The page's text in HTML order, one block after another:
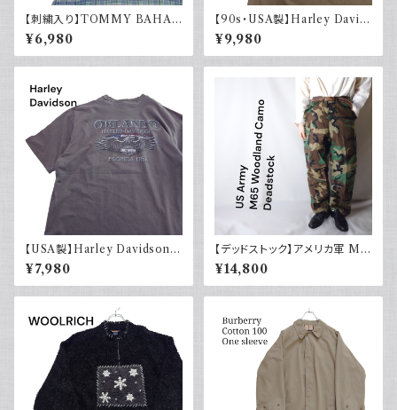
【刺繍入り】TOMMY BAHA
MA トミーバハマ オープンカラ
ーシャツ シルク100％ 開禁 古
着 アメカジ チェック
¥6,980
【90s・USA製】Harley David
son ハーレーダビッドソン ポケ
ット付き Tシャツ 古着 フェード
シングルステッチ ベージュ ヴィ
¥9,980
【USA製】Harley Davidson
ハーレーダビッドソン プリントT
シャツ 古着 フェードグレー 00s
イーグル 大きめ
¥7,980
【デッドストック】アメリカ軍 M6
5 フィールドカーゴパンツ ウッド
ランドカモ 迷彩柄 US Army D
EADSTOCK 80s Small Reg
¥14,800